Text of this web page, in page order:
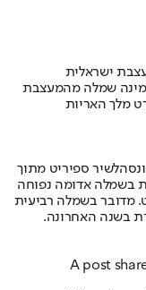
ישראלית
שמלה מהמעצבת
מלך האריות
לשיר ספיריט מתוך
בשמלה אדומה נפוחה
מדובר בשמלה רביעית
בשנה האחרונה.
A post